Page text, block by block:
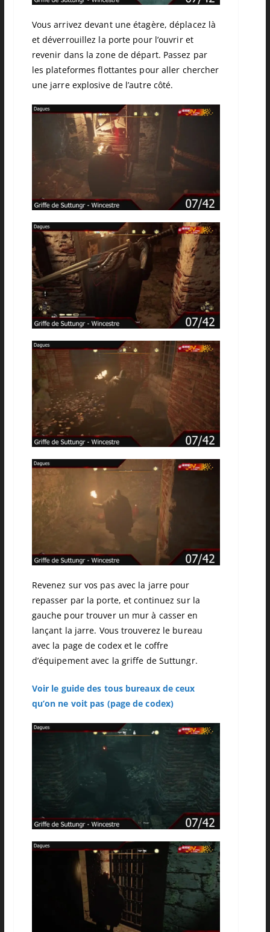
Vous arrivez devant une étagère, déplacez là
et déverrouillez la porte pour l’ouvrir et
revenir dans la zone de départ. Passez par
les plateformes flottantes pour aller chercher
une jarre explosive de l’autre côté.
Revenez sur vos pas avec la jarre pour
repasser par la porte, et continuez sur la
gauche pour trouver un mur à casser en
lançant la jarre. Vous trouverez le bureau
avec la page de codex et le coffre
d’équipement avec la griffe de Suttungr.
Voir le guide des tous bureaux de ceux
qu’on ne voit pas (page de codex)